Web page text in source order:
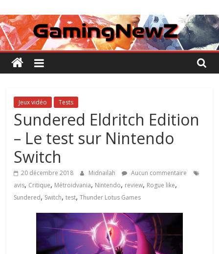
au
contenu
GamingNewZ
Tests
et
Actu
des
vidéo
Jeux vidéo Tests
Sundered Eldritch Edition
– Le test sur Nintendo
Switch
20 décembre 2018 Midnailah
Aucun commentaire
avis, Critique, Métroidvania, Nintendo, review, Rogue like,
Sundered, Switch,test,Thunder Lotus Games